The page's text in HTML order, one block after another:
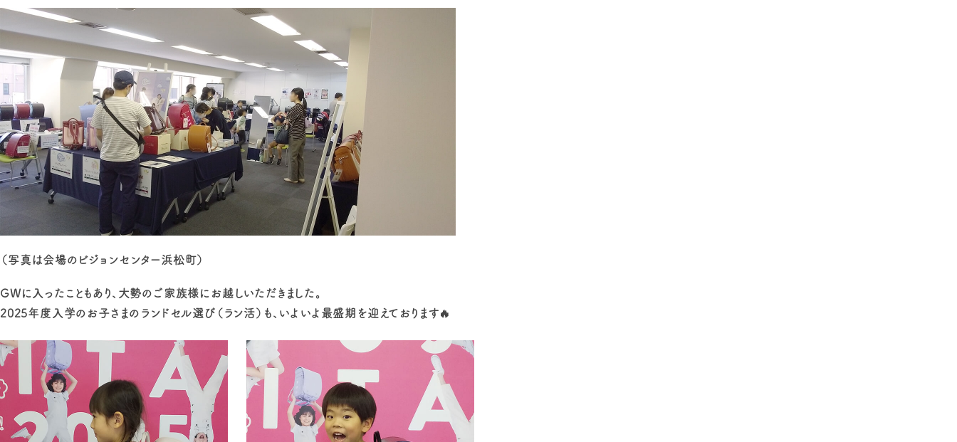
（写真は会場の ビジョンセンター浜松町）
GWに入ったこともあり、大勢のご家族様にお越しいただきました。
2025年度入学のお子さまのランドセル選び（ラン活）も、いよいよ最盛期を迎えております🔥